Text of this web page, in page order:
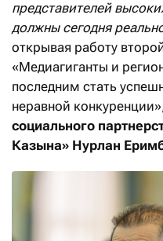
представителей
должны сегодня
открывая работу
«Медиагиганты и
последним стать
неравной
социального
Казына» Нурлан